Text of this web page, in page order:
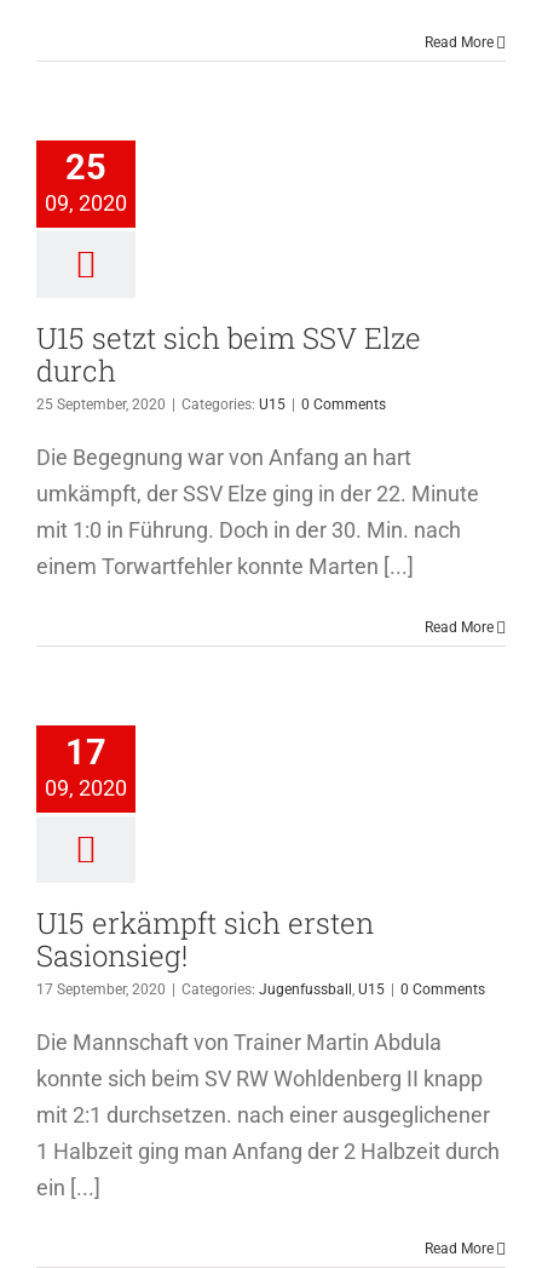
Read More
25
09, 2020
SSV Elze
durch
U15 setzt sich beim SSV Elze
durch
25 September, 2020 | Categories: U15 | 0 Comments
Die Begegnung war von Anfang an hart
umkämpft, der SSV Elze ging in der 22. Minute
mit 1:0 in Führung. Doch in der 30. Min. nach
einem Torwartfehler konnte Marten [...]
Read More
17
09, 2020
ersten
U15 erkämpft sich ersten
Sasionsieg!
17 September, 2020 | Categories: Jugenfussball U15 | 0 Comments
Die Mannschaft von Trainer Martin Abdula
konnte sich beim SV RW Wohldenberg II knapp
mit 2:1 durchsetzen. nach einer ausgeglichener
1 Halbzeit ging man Anfang der 2 Halbzeit durch
ein [...]
Read More